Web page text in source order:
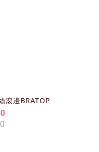
滾邊BRATOP